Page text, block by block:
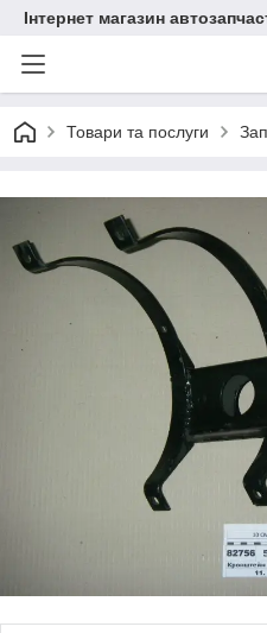
Інтернет магазин
Товари та послуги